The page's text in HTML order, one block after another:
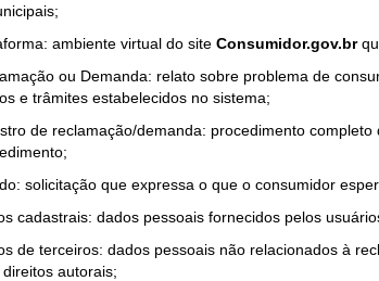
ambiente virtual do site Consumidor.gov.br
ou Demanda: relato sobre problema de
e trâmites estabelecidos no sistema;
de reclamação/demanda: procedimento
solicitação que expressa o que o consumidor
cadastrais: dados pessoais fornecidos pelos
de terceiros: dados pessoais não relacionados à
autorais;